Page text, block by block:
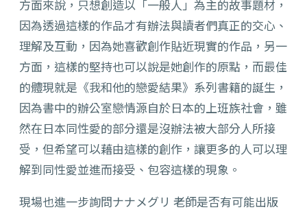
方面來說，只想創造以「一般人」為主的故事題材，
因為透過這樣的作品才有辦法與讀者們真正的交心、
理解及互動，因為她喜歡創作貼近現實的作品，另一
方面，這樣的堅持也可以說是她創作的原點，而最佳
的體現就是《我和他的戀愛結果》系列書籍的誕生，
因為書中的辦公室戀情源自於日本的上班族社會，雖
然在日本同性愛的部分還是沒辦法被大部分人所接
受，但希望可以藉由這樣的創作，讓更多的人可以理
解到同性愛並進而接受、包容這樣的現象。
現場也進一步詢問ナナメグリ 老師是否有可能出版